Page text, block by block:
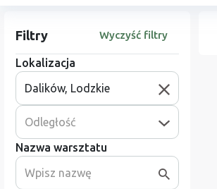
Filtry Wyczyść filtry
Lokalizacja
Odległość
Nazwa warsztatu